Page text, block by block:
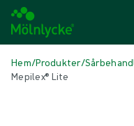
Hem/Produkter/
Mepilex® Lite